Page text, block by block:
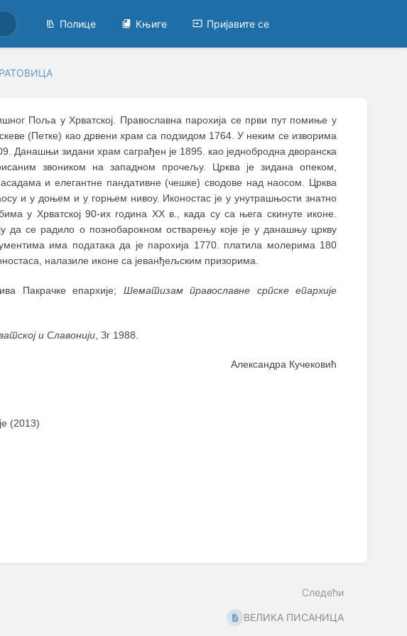
Полице Књиге Пријавите се
Поља у Хрватској. Православна парохија се први пут помиње у
(Петке) као дрвени храм са подзидом 1764. У неким се изворима
Данашњи зидани храм саграђен је 1895. као једнобродна дворанска
звоником на западном прочељу. Црква је зидана опеком,
и елегантне пандативне (чешке) сводове над наосом. Црква
и у доњем и у горњем нивоу. Иконостас је у унутрашњости знатно
у Хрватској 90-их година XX в., када су са њега скинуте иконе.
да се радило о познобарокном остварењу које је у данашњу цркву
има података да је парохија 1770. платила молерима 180
налазиле иконе са јеванђељским призорима.
Пакрачке епархије; Шематизам православне српске епархије
и Славонији , Зг 1988.
Александра Кучековић
(2013)
Следећи
ВЕЛИКА ПИСАНИЦА